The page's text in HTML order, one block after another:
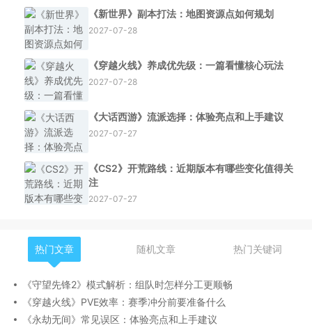
《新世界》副本打法：地图资源点如何规划
2027-07-28
《穿越火线》养成优先级：一篇看懂核心玩法
2027-07-28
《大话西游》流派选择：体验亮点和上手建议
2027-07-27
《CS2》开荒路线：近期版本有哪些变化值得关
注
2027-07-27
热门文章 随机文章 热门关键词
《守望先锋2》模式解析：组队时怎样分工更顺畅
《穿越火线》PVE效率：赛季冲分前要准备什么
《永劫无间》常见误区：体验亮点和上手建议